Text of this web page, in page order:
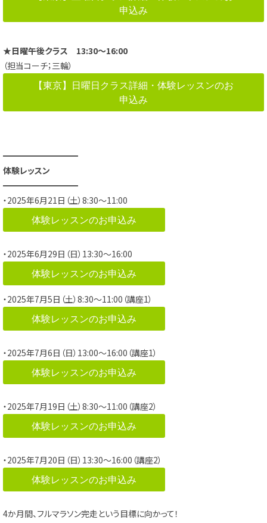
申込み
★日曜午後クラス 13:30～16:00
（担当コーチ；三輪）
【東京】日曜日クラス詳細・体験レッスンのお
申込み
━━━━━━━━━
体験レッスン
━━━━━━━━━
・2025年6月21日（土）8:30～11:00
体験レッスンのお申込み
・2025年6月29日（日）13:30～16:00
体験レッスンのお申込み
・2025年7月5日（土）8:30～11:00（講座1）
体験レッスンのお申込み
・2025年7月6日（日）13:00～16:00（講座1）
体験レッスンのお申込み
・2025年7月19日（土）8:30～11:00（講座2）
体験レッスンのお申込み
・2025年7月20日（日）13:30～16:00（講座2）
体験レッスンのお申込み
4か月間、フルマラソン完走という目標に向かって！